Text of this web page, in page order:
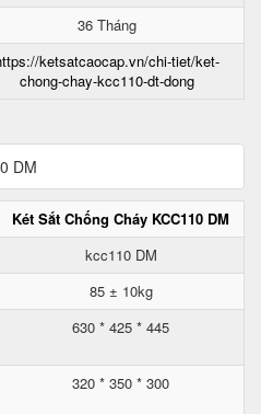
36 Tháng
ketsatcaocap.vn/chi-tiet/ket-
chong-chay-kcc110-dt-dong
Két Sắt Chống Cháy KCC110 DM
kcc110 DM
85 ± 10kg
630 * 425 * 445
320 * 350 * 300